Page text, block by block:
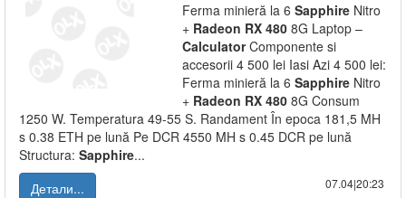
Ferma minieră la 6 Sapphire Nitro
+ Radeon RX 480 8G Laptop –
CalculatorComponente si
accesorii 4 500 lei Iasi Azi 4 500 lei:
Ferma minieră la 6 Sapphire Nitro
+ Radeon RX 480 8G Consum
1250 W. Temperatura 49-55 S. Randament În epoca 181,5 MH
s 0.38 ETH pe lună Pe DCR 4550 MH s 0.45 DCR pe lună
Structura: Sapphire...
Детали...
07.04|20:23